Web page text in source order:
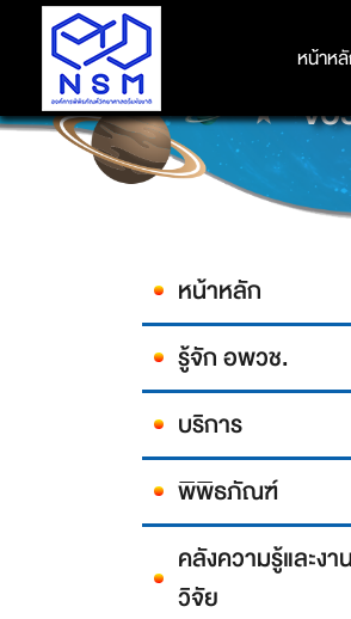
หน้าหลัก
หน้าห
จอ
หน้าหลัก
รู้จัก อพวช.
บริการ
พิพิธภัณฑ์
คลังความรู้และงาน
วิจัย